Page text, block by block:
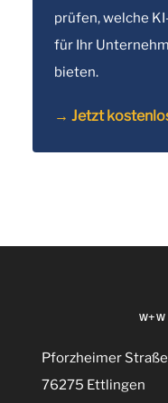
prüfen, welche
für Ihr
bieten.
→ Jetzt
W+W
Pforzheimer
76275 Ettlingen